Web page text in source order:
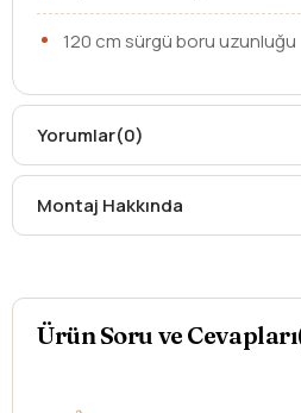
120 cm sürgü boru uzunluğu
% 100 pirinç
Su tasarruflu perlatör
İdeal çalışma basıncı 5 bar
süresi değişmektedir.
Yorumlar(0)
Montaj Hakkında
Ürün Soru ve